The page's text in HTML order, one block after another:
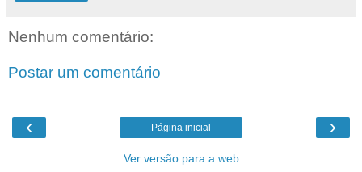
Nenhum comentário:
Postar um comentário
‹ ›
Página inicial
Ver versão para a web